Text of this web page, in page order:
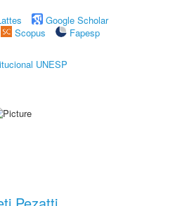
Google Scholar
Scopus
Fapesp
UNESP